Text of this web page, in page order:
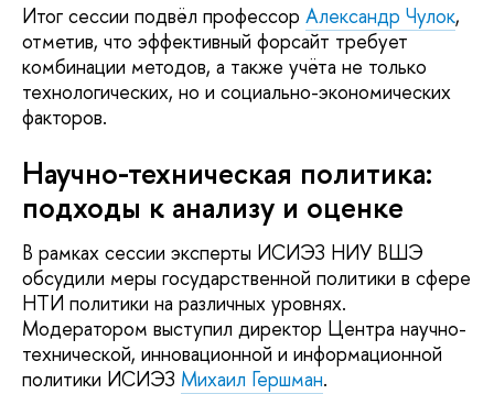
Итог сессии подвёл профессор Александр Чулок,
отметив, что эффективный форсайт требует
комбинации методов, а также учёта не только
технологических, но и социально-экономических
факторов.
Научно-техническая политика:
подходы к анализу и оценке
В рамках сессии эксперты ИСИЭЗ НИУ ВШЭ
обсудили меры государственной политики в сфере
НТИ политики на различных уровнях.
Модератором выступил директор Центра научно-
технической, инновационной и информационной
политики ИСИЭЗ Михаил Гершман.